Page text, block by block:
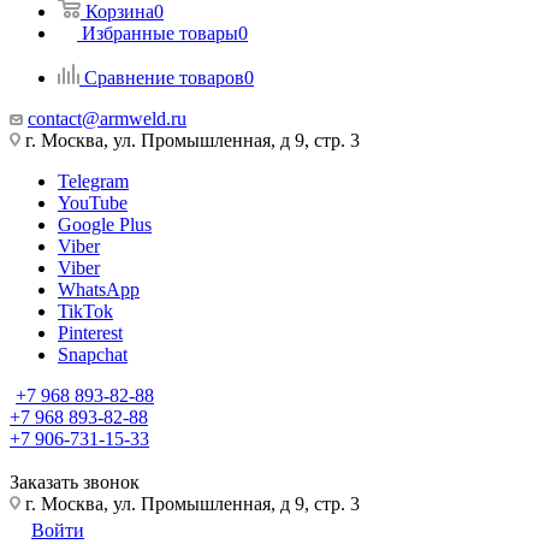
Корзина0
Избранные товары0
Сравнение товаров0
contact@armweld.ru
г. Москва, ул. Промышленная, д 9, стр. 3
Telegram
YouTube
Google Plus
Viber
Viber
WhatsApp
TikTok
Pinterest
Snapchat
+7 968 893-82-88
+7 968 893-82-88
+7 906-731-15-33
Заказать звонок
г. Москва, ул. Промышленная, д 9, стр. 3
Войти